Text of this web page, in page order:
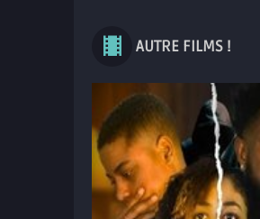
AUTRE FILMS !